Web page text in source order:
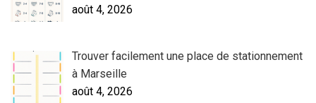
août 4, 2026
Trouver facilement une place de stationnement
à Marseille
août 4, 2026